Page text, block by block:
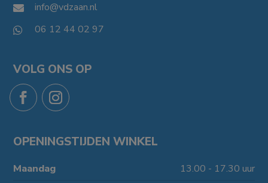
 info@vdzaan.nl
 06 12 44 02 97
VOLG ONS OP
OPENINGSTIJDEN WINKEL
Maandag
13.00 - 17.30 uur